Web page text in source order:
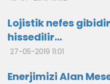
Lojistik nefes
hissedilir…
27-05-2019 11:01
Enerjimizi Alan